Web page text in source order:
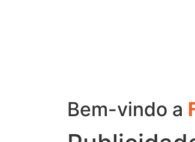
Bem-vindo a